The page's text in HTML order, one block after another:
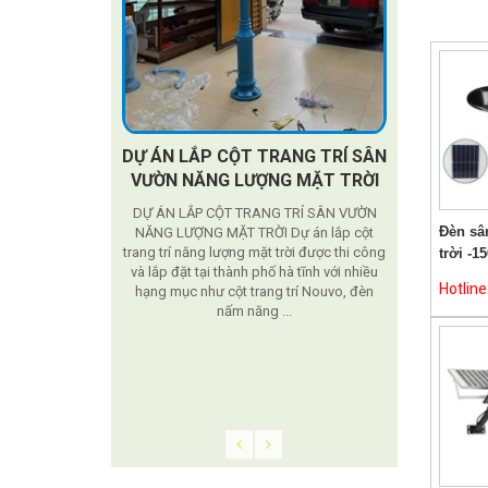
Đèn
trời -
DỰ ÁN LẮP CỘT TRANG TRÍ SÂN
VƯỜN NĂNG LƯỢNG MẶT TRỜI
DỰ ÁN LẮP CỘT TRANG TRÍ SÂN VƯỜN
NĂNG LƯỢNG MẶT TRỜI Dự án lắp cột
trang trí năng lượng mặt trời được thi công
và lắp đặt tại thành phố hà tĩnh với nhiều
hạng mục như cột trang trí Nouvo, đèn
nấm năng ...
Dự án